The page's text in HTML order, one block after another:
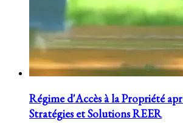
Régime d'Accès à la Propriété
Stratégies et Solutions REER